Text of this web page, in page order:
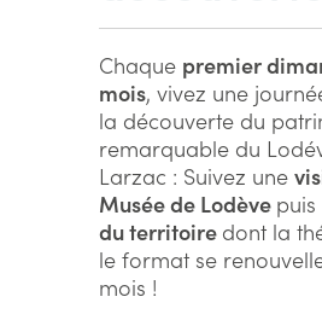
Chaque premier
mois, vivez une
la découverte du
remarquable du
Larzac : Suivez une
Musée de Lodève
du territoire dont la
le format se
mois !